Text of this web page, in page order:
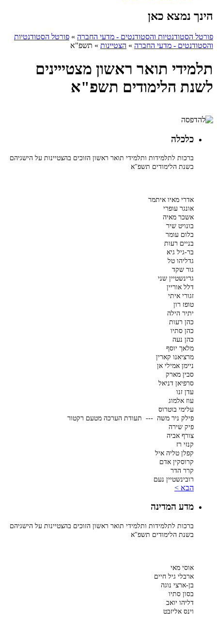
הינך נמצא כאן
פורטל הסטודנטיות והסטודנטים - מדעי החברה » פורטל הסטודנטיות
והסטודנטים - מדעי החברה » הצטיינות » תשפ"א
תלמידי תואר ראשון מצטייינים
לשנת הלימודים תשפ"א
כלכלה
ברכות לתלמידות ותלמידי תואר ראשון הזוכים בהצטיינות על הישגיהם
בשנת הלימודים תשפ"א
אדרי מאיו איתמר
אונגר עופרי
אשכר מאיה
בונויט שיר
בלום עומר
בניים רעות
בר-גיל גיא
גדליהו טל
גור שקד
גרינשטיין שני
דלל אוריין
זגורי איתי
טופז רון
יתיר הילה
כהן רעות
כהן סתיו
כהן נעה
מלאך יוסף
מרציאנו קארין
ניימן אמילי אן
סבין מארק
סרפיאן דניאל
עדן זנו
עוז אלמוג
עלימי בוטרוס
פילק ניר משה --- תעודת הערכה מטעם רקטור
פיק שירה
צורף אביה
קנזי רז
קפלן טליה איל
קרוסקין אדם
קרר הדר
רובינשטיין נעם
הבא >
מדע המדינה
ברכות לתלמידות ותלמידי תואר ראשון הזוכים בהצטיינות על הישגיהם
בשנת הלימודים תשפ"א
אוסי מאי
ארבלי גיל חיים
בן-ארצי נוגה
בסון סתיו
דליהו יואב
וינס אליזבט